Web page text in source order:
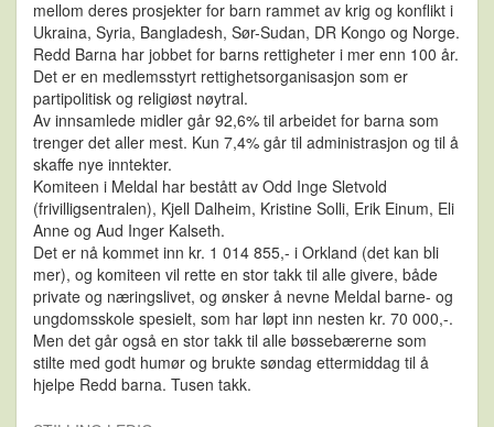
mellom deres prosjekter for barn rammet av krig og konflikt i
Ukraina, Syria, Bangladesh, Sør-Sudan, DR Kongo og Norge.
Redd Barna har jobbet for barns rettigheter i mer enn 100 år.
Det er en medlemsstyrt rettighetsorganisasjon som er
partipolitisk og religiøst nøytral.
Av innsamlede midler går 92,6% til arbeidet for barna som
trenger det aller mest. Kun 7,4% går til administrasjon og til å
skaffe nye inntekter.
Komiteen i Meldal har bestått av Odd Inge Sletvold
(frivilligsentralen), Kjell Dalheim, Kristine Solli, Erik Einum, Eli
Anne og Aud Inger Kalseth.
Det er nå kommet inn kr. 1 014 855,- i Orkland (det kan bli
mer), og komiteen vil rette en stor takk til alle givere, både
private og næringslivet, og ønsker å nevne Meldal barne- og
ungdomsskole spesielt, som har løpt inn nesten kr. 70 000,-.
Men det går også en stor takk til alle bøssebærerne som
stilte med godt humør og brukte søndag ettermiddag til å
hjelpe Redd barna. Tusen takk.